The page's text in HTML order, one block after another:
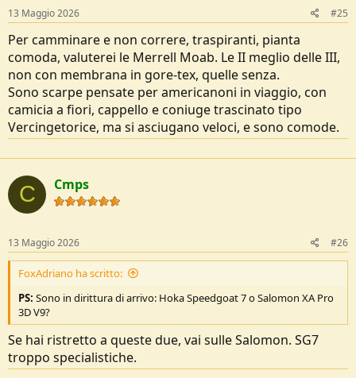
s
:
13 Maggio 2026 #25
Per camminare e non correre, traspiranti, pianta
comoda, valuterei le Merrell Moab. Le II meglio delle III,
non con membrana in gore-tex, quelle senza.
Sono scarpe pensate per americanoni in viaggio, con
camicia a fiori, cappello e coniuge trascinato tipo
Vercingetorice, ma si asciugano veloci, e sono comode.
C Cmps
13 Maggio 2026 #26
FoxAdriano ha scritto:
PS: Sono in dirittura di arrivo: Hoka Speedgoat 7 o Salomon XA Pro
3D V9?
Se hai ristretto a queste due, vai sulle Salomon. SG7
troppo specialistiche.